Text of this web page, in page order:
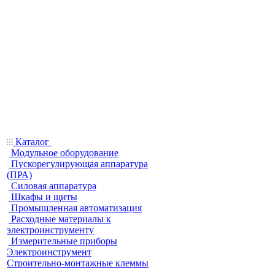
Каталог
Модульное оборудование
Пускорегулирующая аппаратура
(ПРА)
Силовая аппаратура
Шкафы и щиты
Промышленная автоматизация
Расходные материалы к
электроинструменту
Измерительные приборы
Электроинструмент
Строительно-монтажные клеммы